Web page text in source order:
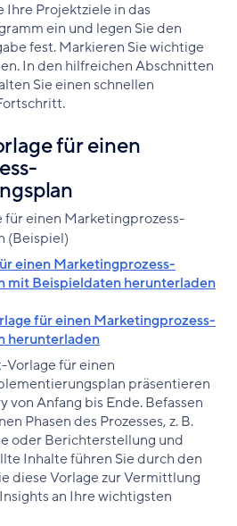
Ihre Projektziele in das
ein und legen Sie den
fest. Markieren Sie wichtige
In den hilfreichen Abschnitten
Sie einen schnellen
für einen
einen Marketingprozess-
mit Beispieldaten herunterladen
für einen Marketingprozess-
herunterladen
für einen
präsentieren
von Anfang bis Ende. Befassen
Phasen des Prozesses, z. B.
oder Berichterstellung und
Inhalte führen Sie durch den
diese Vorlage zur Vermittlung
an Ihre wichtigsten